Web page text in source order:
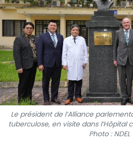
PAYS NATAL
MÉGASTORIE
INFOGRAPHIE
PHOTO
Le président de l’Alliance
tuberculose, en visite dans l’Hôpital
Photo : NDEL